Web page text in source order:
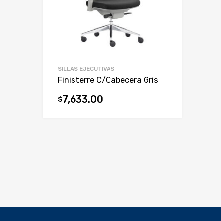
SILLAS EJECUTIVAS
Finisterre C/Cabecera Gris
$7,633.00